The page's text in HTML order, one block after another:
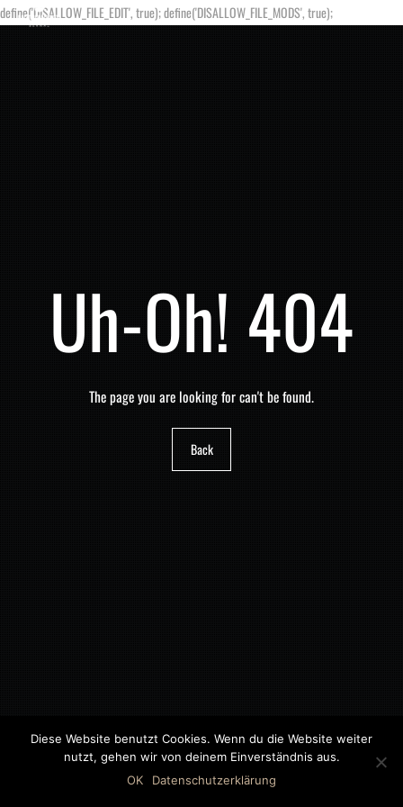
define('DISALLOW_FILE_EDIT', true); define('DISALLOW_FILE_MODS', true);
Uh-Oh! 404
The page you are looking for can't be found.
Back
©2018 MWB – MOTORWAGEN BERNAU GMBH
Diese Website benutzt Cookies. Wenn du die Website weiter
nutzt, gehen wir von deinem Einverständnis aus.
OK
Datenschutzerklärung